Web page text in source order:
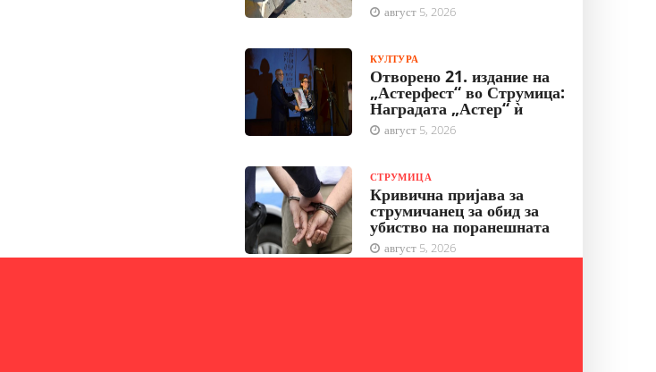
август 5, 2026
КУЛТУРА
Отворено 21. издание на
„Астерфест“ во Струмица:
Наградата „Астер“ ѝ
август 5, 2026
СТРУМИЦА
Кривична пријава за
струмичанец за обид за
убиство на поранешната
август 5, 2026